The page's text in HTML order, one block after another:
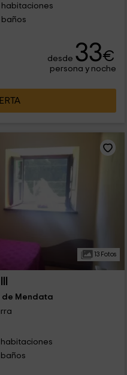
habitaciones
baños
desde 33€
persona y noche
13 Fotos
de Mendata
habitaciones
baños